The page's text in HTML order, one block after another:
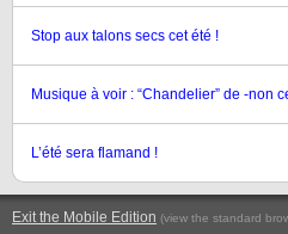
Stop aux talons secs cet été !
Musique à voir : “Chandelier” de -non
L’été sera flamand !
Exit the Mobile Edition (view the standard